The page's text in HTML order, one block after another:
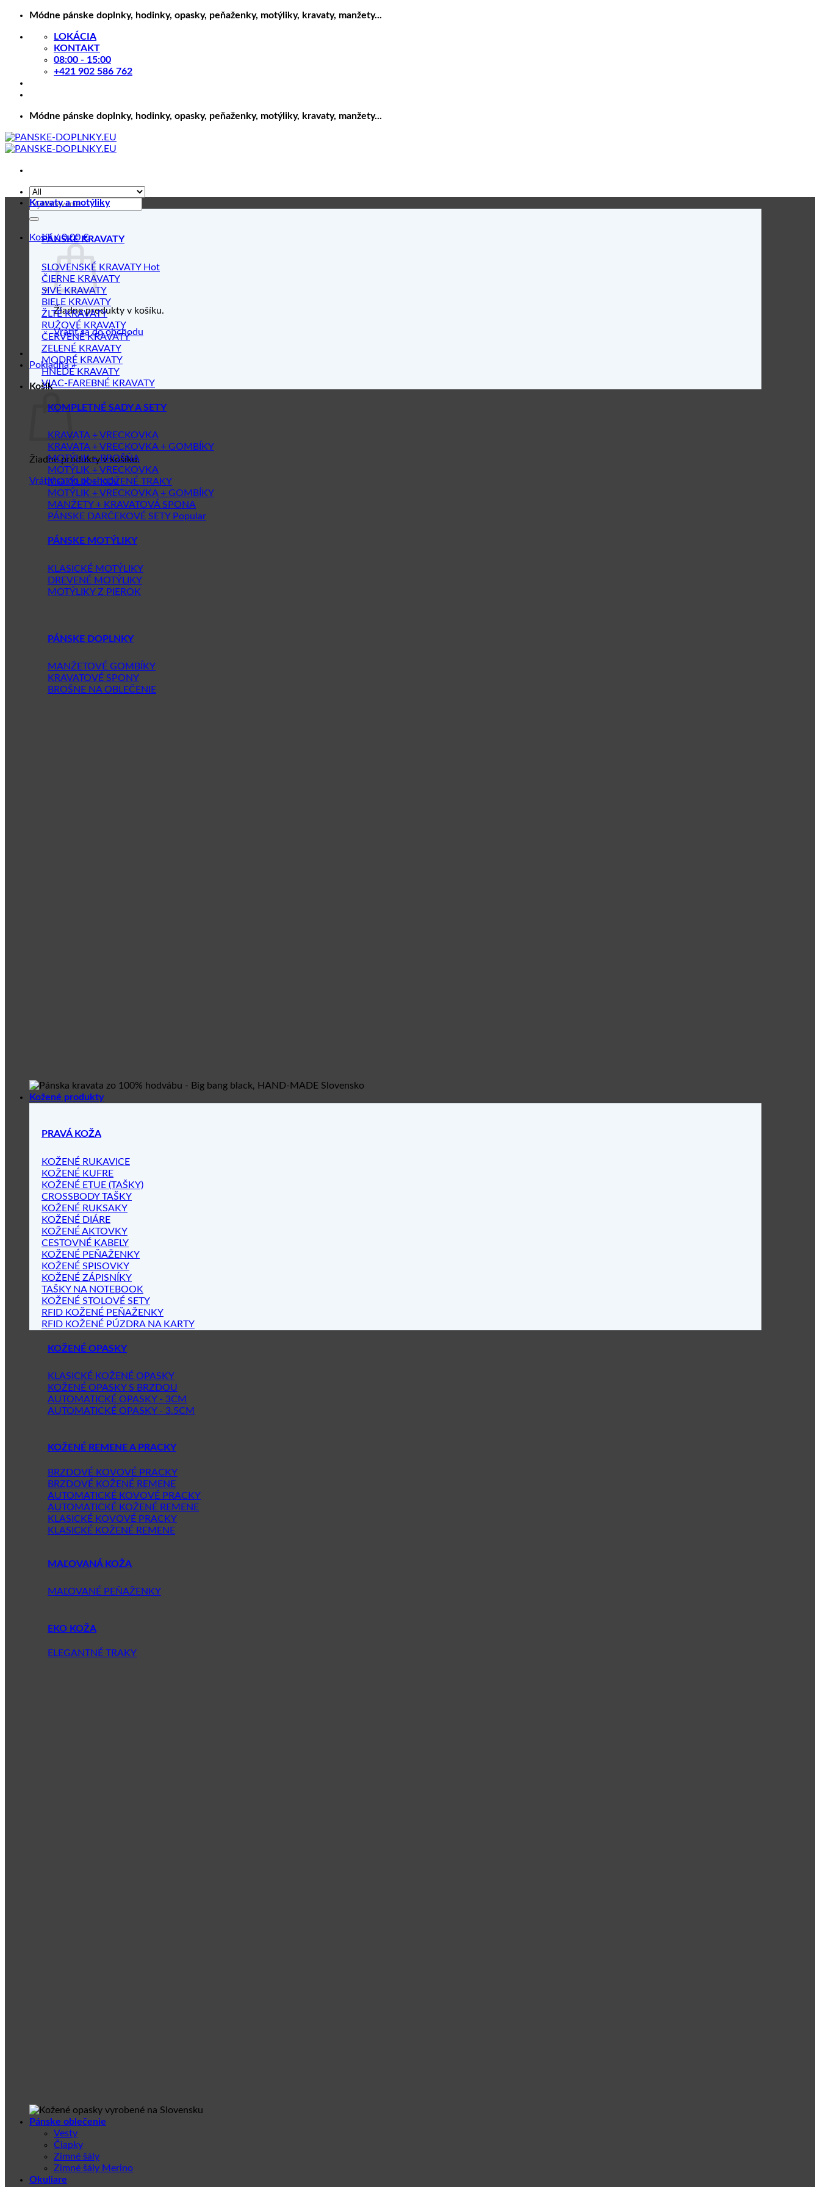
Skip
content
Módne pánske doplnky, hodinky, opasky, peňaženky, motýliky, kravaty, manžety...
LOKÁCIA
KONTAKT
08:00 - 15:00
+421 902 586 762
Módne pánske doplnky, hodinky, opasky, peňaženky, motýliky, kravaty, manžety...
Hľadať:
Košík /0.00€
Žiadne produkty v košíku.
Vrátiť sa do obchodu
Pokladňa +
Košík
Žiadne produkty v košíku.
Vrátiť sa do obchodu
Kravaty a motýliky
PÁNSKE KRAVATY
SLOVENSKÉ KRAVATY
ČIERNE KRAVATY
SIVÉ KRAVATY
BIELE KRAVATY
ŽLTÉ KRAVATY
RUŽOVÉ KRAVATY
ČERVENÉ KRAVATY
ZELENÉ KRAVATY
MODRÉ KRAVATY
HNEDÉ KRAVATY
VIAC-FAREBNÉ KRAVATY
KOMPLETNÉ SADY A SETY
KRAVATA + VRECKOVKA
KRAVATA + VRECKOVKA + GOMBÍKY
MOTÝLIK + BROŠŇA
MOTÝLIK + VRECKOVKA
MOTÝLIK + KOŽENÉ TRAKY
MOTÝLIK + VRECKOVKA + GOMBÍKY
MANŽETY + KRAVATOVÁ SPONA
PÁNSKE DARČEKOVÉ SETY
PÁNSKE MOTÝLIKY
KLASICKÉ MOTÝLIKY
DREVENÉ MOTÝLIKY
MOTÝLIKY Z PIEROK
PÁNSKE DOPLNKY
MANŽETOVÉ GOMBÍKY
KRAVATOVÉ SPONY
BROŠNE NA OBLEČENIE
Kožené produkty
PRAVÁ KOŽA
KOŽENÉ RUKAVICE
KOŽENÉ KUFRE
KOŽENÉ ETUE (TAŠKY)
CROSSBODY TAŠKY
KOŽENÉ RUKSAKY
KOŽENÉ DIÁRE
KOŽENÉ AKTOVKY
CESTOVNÉ KABELY
KOŽENÉ PEŇAŽENKY
KOŽENÉ SPISOVKY
KOŽENÉ ZÁPISNÍKY
TAŠKY NA NOTEBOOK
KOŽENÉ STOLOVÉ SETY
RFID KOŽENÉ PEŇAŽENKY
RFID KOŽENÉ PÚZDRA NA KARTY
KOŽENÉ OPASKY
KLASICKÉ KOŽENÉ OPASKY
KOŽENÉ OPASKY S BRZDOU
AUTOMATICKÉ OPASKY - 3CM
AUTOMATICKÉ OPASKY - 3.5CM
KOŽENÉ REMENE A PRACKY
BRZDOVÉ KOVOVÉ PRACKY
BRZDOVÉ KOŽENÉ REMENE
AUTOMATICKÉ KOVOVÉ PRACKY
AUTOMATICKÉ KOŽENÉ REMENE
KLASICKÉ KOVOVÉ PRACKY
KLASICKÉ KOŽENÉ REMENE
MAĽOVANÁ KOŽA
MAĽOVANÉ PEŇAŽENKY
EKO KOŽA
ELEGANTNÉ TRAKY
Pánske oblečenie
Vesty
Čiapky
Zimné šály
Zimné šály Merino
Okuliare